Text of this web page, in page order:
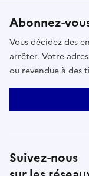
Abonnez-
Vous décidez des
arrêter. Votre
ou revendue à des
Suivez-nous